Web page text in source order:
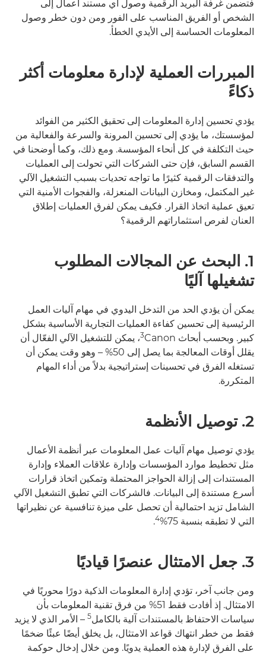
فتضمن غرفة البريد الرقمية وصول أي مستند أعمال إلى
الشخص أو الفريق المناسب على الفور ومن دون خطر وصول
المعلومات الحساسة إلى الأيدي الخطأ.
المبررات العملية لإدارة معلومات أكثر
ذكاءً
يؤدي تحسين إدارة المعلومات إلى تحقيق الكثير من الفوائد
لمؤسستك، ما يؤدي إلى تحسين المرونة والسرعة والفعالية من
حيث التكلفة في كل أنحاء المؤسسة. ومع ذلك، وكما أوضحنا في
القسم السابق، فإن حتى الشركات التي تحولت إلى العمليات
والتدفقات الرقمية كثيرًا ما تواجه تحديات بسبب التشغيل الآلي
غير المكتمل، ومخازن البيانات المنعزلة، والفجوات الأمنية التي
تعيق عملية اتخاذ القرار. فكيف يمكن لفرق العمليات إطلاق
العنان لفرص استثماراتهم الرقمية؟
1. البحث عن المجالات المطلوب
تشغيلها آليًا
يمكن أن يؤدي الحد من التدخل اليدوي في مهام آليات العمل
الرئيسية إلى تحسين كفاءة العمليات التجارية الأساسية بشكل
كبير. وبحسب أبحاث Canon
، يمكن للتشغيل الآلي الفعّال أن
يقلل أوقات المعالجة بما يصل إلى 50% – وهو وقت يمكن أن
تستغله الفرق في تحسينات إستراتيجية بدلاً من أداء المهام
المتكررة.
2. توصيل الأنظمة
يؤدي توصيل مهام آليات عمل المعلومات عبر أنظمة الأعمال
مثل تخطيط موارد المؤسسات وإدارة علاقات العملاء وإدارة
المستندات إلى إزالة الحواجز المحتملة وتمكين اتخاذ قرارات
أسرع مستندة إلى البيانات. فالشركات التي تطبق التشغيل الآلي
الشامل تزيد احتمالية أن تحصل على ميزة تنافسية عن نظيراتها
التي لا تطبقه بنسبة 75%
4
.
3. جعل الامتثال عنصرًا قياديًا
ومن جانب آخر، تؤدي إدارة المعلومات الذكية دورًا محوريًا في
الامتثال. إذ أفادت فقط 51% من فرق تقنية المعلومات بأن
سياسات الاحتفاظ بالمستندات آلية بالكامل5 – الأمر الذي لا يزيد
فقط من خطر انتهاك قواعد الامتثال، بل يخلق أيضًا عبئًا ضخمًا
على الفرق لإدارة هذه العملية يدويًا. ومن خلال إدخال حوكمة